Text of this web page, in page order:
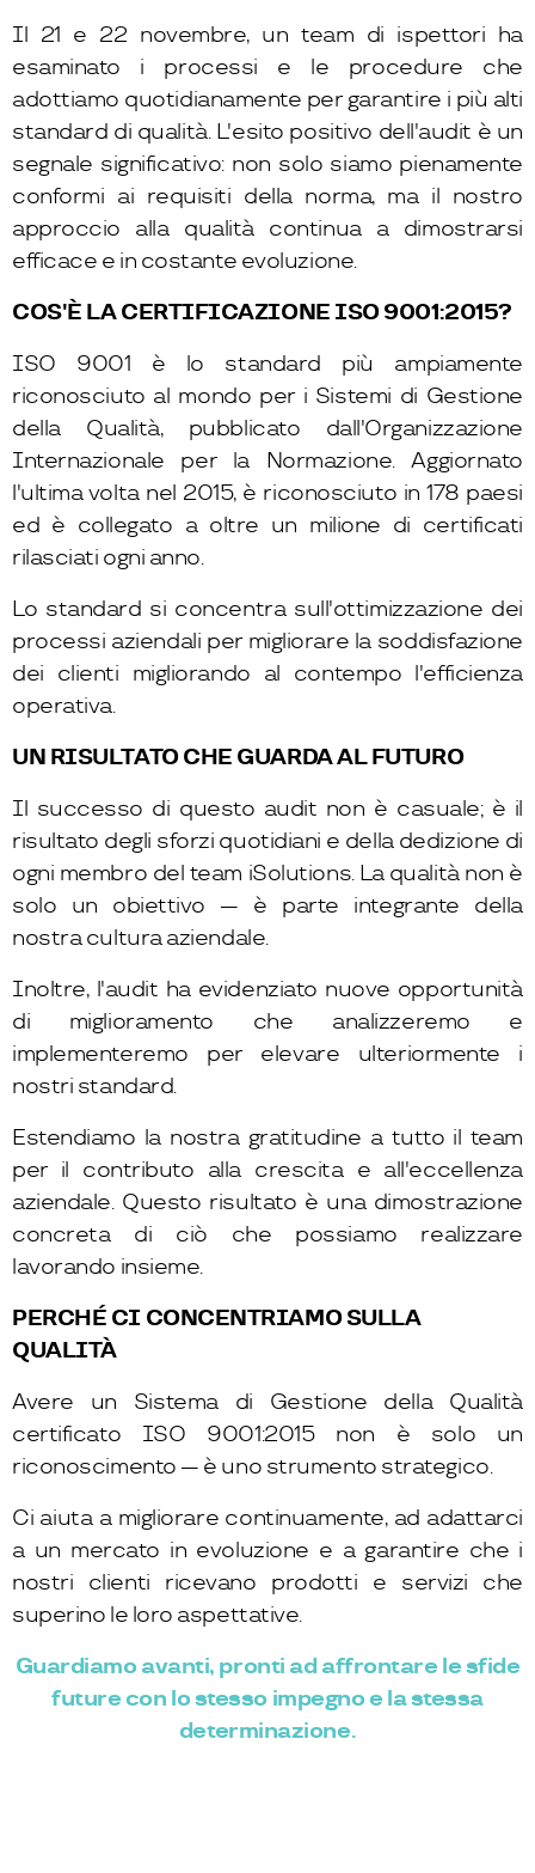
Il 21 e 22 novembre, un team di ispettori ha
esaminato i processi e le procedure che
adottiamo quotidianamente per garantire i più alti
standard di qualità. L'esito positivo dell'audit è un
segnale significativo: non solo siamo pienamente
conformi ai requisiti della norma, ma il nostro
approccio alla qualità continua a dimostrarsi
efficace e in costante evoluzione.
COS'È LA CERTIFICAZIONE ISO 9001:2015?
ISO 9001 è lo standard più ampiamente
riconosciuto al mondo per i Sistemi di Gestione
della Qualità, pubblicato dall'Organizzazione
Internazionale per la Normazione. Aggiornato
l'ultima volta nel 2015, è riconosciuto in 178 paesi
ed è collegato a oltre un milione di certificati
rilasciati ogni anno.
Lo standard si concentra sull'ottimizzazione dei
processi aziendali per migliorare la soddisfazione
dei clienti migliorando al contempo l'efficienza
operativa.
UN RISULTATO CHE GUARDA AL FUTURO
Il successo di questo audit non è casuale; è il
risultato degli sforzi quotidiani e della dedizione di
ogni membro del team iSolutions. La qualità non è
solo un obiettivo — è parte integrante della
nostra cultura aziendale.
Inoltre, l'audit ha evidenziato nuove opportunità
di miglioramento che analizzeremo e
implementeremo per elevare ulteriormente i
nostri standard.
Estendiamo la nostra gratitudine a tutto il team
per il contributo alla crescita e all'eccellenza
aziendale. Questo risultato è una dimostrazione
concreta di ciò che possiamo realizzare
lavorando insieme.
PERCHÉ CI CONCENTRIAMO SULLA
QUALITÀ
Avere un Sistema di Gestione della Qualità
certificato ISO 9001:2015 non è solo un
riconoscimento — è uno strumento strategico.
Ci aiuta a migliorare continuamente, ad adattarci
a un mercato in evoluzione e a garantire che i
nostri clienti ricevano prodotti e servizi che
superino le loro aspettative.
Guardiamo avanti, pronti ad affrontare le sfide
future con lo stesso impegno e la stessa
determinazione.